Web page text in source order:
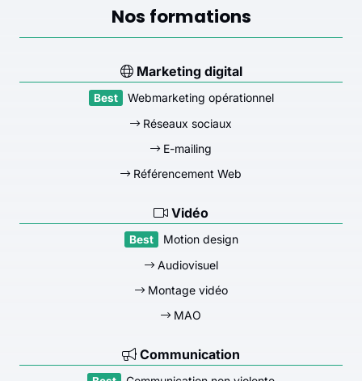
Nos formations
Marketing digital
Webmarketing opérationnel
Réseaux sociaux
E-mailing
Référencement Web
Vidéo
Motion design
Audiovisuel
Montage vidéo
MAO
Communication